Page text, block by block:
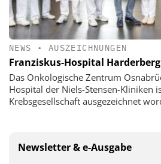
NEWS • AUSZEICHNUNGEN
Franziskus-Hospital
Das Onkologische Zentrum
Hospital der Niels-Stensen-Kliniken
Krebsgesellschaft ausgezeichnet
Newsletter & e-Ausgabe